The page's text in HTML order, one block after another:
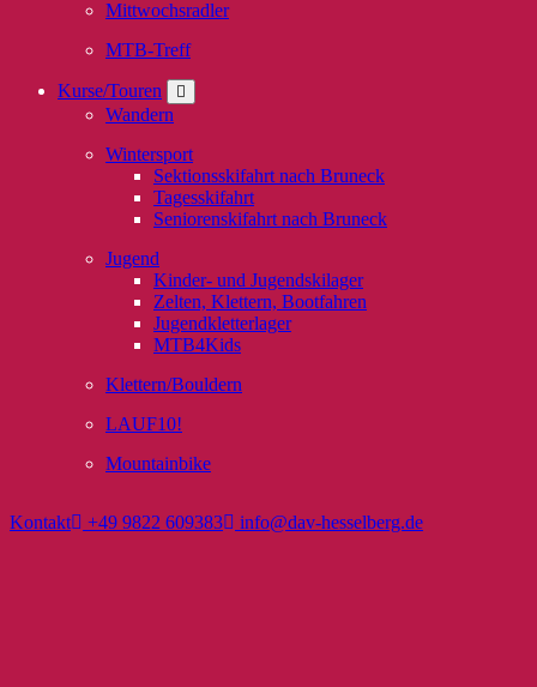
Mittwochsradler
MTB-Treff
Kurse/Touren
Wandern
Wintersport
Sektionsskifahrt nach Bruneck
Tagesskifahrt
Seniorenskifahrt nach Bruneck
Jugend
Kinder- und Jugendskilager
Zelten, Klettern, Bootfahren
Jugendkletterlager
MTB4Kids
Klettern/Bouldern
LAUF10!
Mountainbike
Kontakt +49 9822 609383 info@dav-hesselberg.de